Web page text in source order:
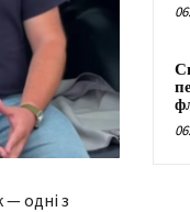
— одні з